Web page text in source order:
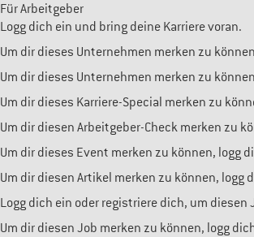
Für Arbeitgeber
Logg dich ein und bring deine Karriere voran.
Um dir dieses Unternehmen merken zu
Um dir dieses Unternehmen merken zu
Um dir dieses Karriere-Special merken zu
Um dir diesen Arbeitgeber-Check merken zu
Um dir dieses Event merken zu können, logg
Um dir diesen Artikel merken zu können, logg
Logg dich ein oder registriere dich, um
Um dir diesen Job merken zu können, logg